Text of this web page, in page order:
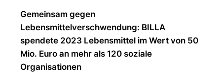
Gemeinsam gegen
Lebensmittelverschwendung: BILLA
spendete 2023 Lebensmittel im Wert von 50
Mio. Euro an mehr als 120 soziale
Organisationen